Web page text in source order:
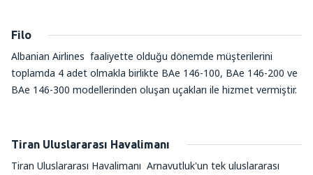
Filo
Albanian Airlines faaliyette olduğu dönemde müşterilerini
toplamda 4 adet olmakla birlikte BAe 146-100, BAe 146-200 ve
BAe 146-300 modellerinden oluşan uçakları ile hizmet vermiştir.
Tiran Uluslararası Havalimanı
Tiran Uluslararası Havalimanı Arnavutluk'un tek uluslararası